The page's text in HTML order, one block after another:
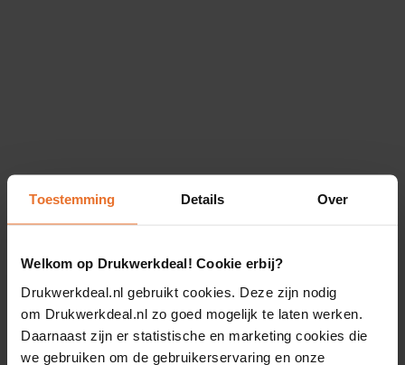
Toestemming Details Over
Welkom op Drukwerkdeal! Cookie erbij?
Drukwerkdeal.nl gebruikt cookies. Deze zijn nodig
om Drukwerkdeal.nl zo goed mogelijk te laten werken.
Daarnaast zijn er statistische en marketing cookies die
we gebruiken om de gebruikerservaring en onze